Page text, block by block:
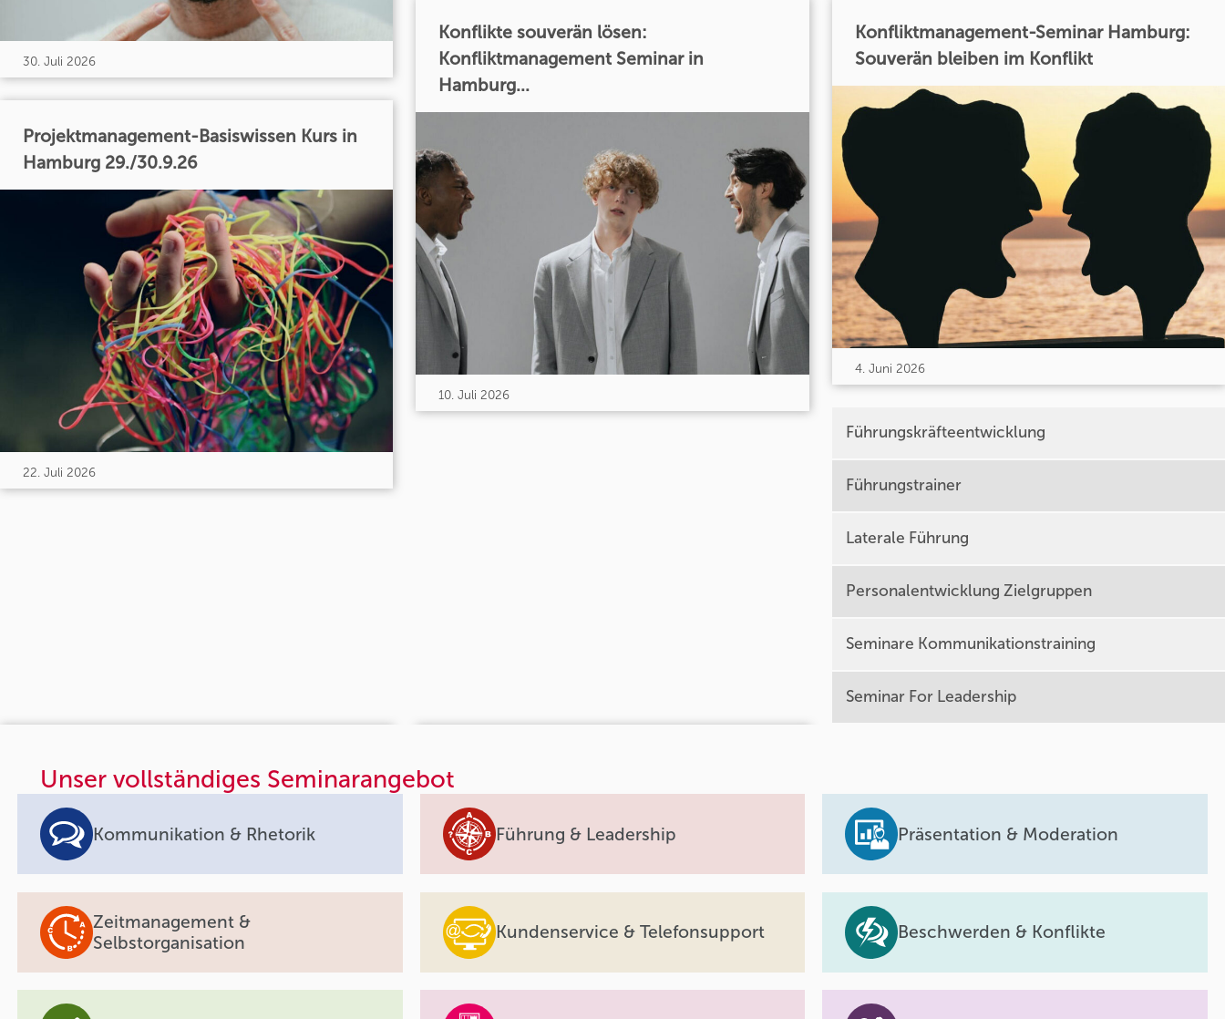
30. Juli 2026
Projektmanagement-Basiswissen Kurs in
Hamburg 29./30.9.26
22. Juli 2026
Konflikte souverän lösen:
Konfliktmanagement Seminar in
Hamburg...
10. Juli 2026
Konfliktmanagement-Seminar Hamburg:
Souverän bleiben im Konflikt
4. Juni 2026
Führungskräfteentwicklung
Führungstrainer
Laterale Führung
Personalentwicklung Zielgruppen
Seminare Kommunikationstraining
Seminar For Leadership
Unser vollständiges Seminarangebot
Kommunikation & Rhetorik Führung & Leadership Präsentation & Moderation
Zeitmanagement &
Selbstorganisation
Kundenservice & Telefonsupport Beschwerden & Konflikte